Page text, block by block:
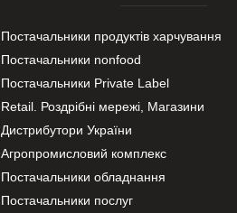
Постачальники продуктів харчування
Постачальники nonfood
Постачальники Private Label
Retail. Роздрібні мережі, Магазини
Дистрибутори України
Агропромисловий комплекс
Постачальники обладнання
Постачальники послуг